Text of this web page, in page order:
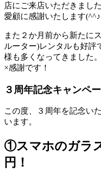
店にご来店いただきまし
愛顧に感謝いたします(^^♪
また２か月前から新たに
ルーター)レンタルも好評
様も多くなってきました
×感謝です！
３周年記念キャンペ
この度、３周年を記念い
います。
①スマホのガラ
円！